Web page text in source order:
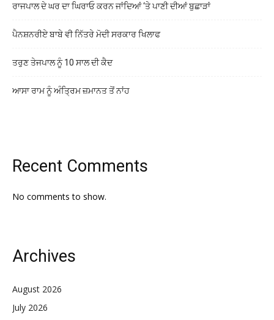
ਰਾਜਪਾਲ ਦੇ ਘਰ ਦਾ ਘਿਰਾਓ ਕਰਨ ਜਾਂਦਿਆਂ ‘ਤੇ ਪਾਣੀ ਦੀਆਂ ਬੁਛਾੜਾਂ
ਪੈਨਸ਼ਨਰੀਏ ਬਾਬੇ ਵੀ ਨਿੱਤਰੇ ਮੋਦੀ ਸਰਕਾਰ ਖਿਲਾਫ
ਤਰੁਣ ਤੇਜਪਾਲ ਨੂੰ 10 ਸਾਲ ਦੀ ਕੈਦ
ਆਸਾ ਰਾਮ ਨੂੰ ਅੰਤ੍ਰਿਮ ਜ਼ਮਾਨਤ ਤੋਂ ਨਾਂਹ
Recent Comments
No comments to show.
Archives
August 2026
July 2026